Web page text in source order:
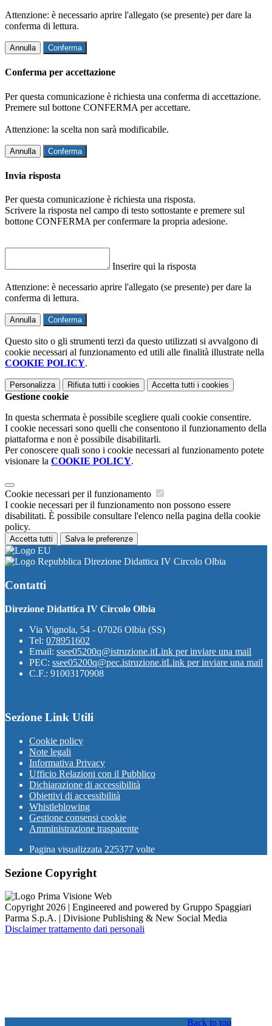
Attenzione: è necessario aprire l'allegato (se presente) per dare la
conferma di lettura.
Annulla Conferma
Conferma per accettazione
Per questa comunicazione è richiesta una conferma di accettazione.
Premere sul bottone CONFERMA per accettare.
Attenzione: la scelta non sarà modificabile.
Annulla Conferma
Invia risposta
Per questa comunicazione è richiesta una risposta.
Scrivere la risposta nel campo di testo sottostante e premere sul
bottone CONFERMA per confermare la propria adesione.
Inserire qui la risposta
Attenzione: è necessario aprire l'allegato (se presente) per dare la
conferma di lettura.
Annulla Conferma
Questo sito o gli strumenti terzi da questo utilizzati si avvalgono di
cookie necessari al funzionamento ed utili alle finalità illustrate nella
COOKIE POLICY.
Personalizza Rifiuta tutti i cookies Accetta tutti i cookies
Gestione cookie
In questa schermata è possibile scegliere quali cookie consentire.
I cookie necessari sono quelli che consentono il funzionamento della
piattaforma e non è possibile disabilitarli.
Per conoscere quali sono i cookie necessari al funzionamento potete
visionare la COOKIE POLICY.
Cookie necessari per il funzionamento
I cookie necessari per il funzionamento non possono essere
disabilitati. È possibile consultare l'elenco nella pagina della cookie
policy.
Accetta tutti Salva le preferenze
Direzione Didattica IV Circolo Olbia
Contatti
Direzione Didattica IV Circolo Olbia
Via Vignola, 54 - 07026 Olbia (SS)
Tel: 078951602
Email: ssee05200q@istruzione.itLink per inviare una mail
PEC: ssee05200q@pec.istruzione.itLink per inviare una mail
C.F.: 91003170908
Sezione Link Utili
Cookie policy
Note legali
Informativa Privacy
Ufficio Relazioni con il Pubblico
Dichiarazione di accessibilità
Obiettivi di accessibilità
Whistleblowing
Gestione consensi cookie
Amministrazione trasparente
Pagina visualizzata 225377 volte
Sezione Copyright
Copyright 2026 | Engineered and powered by Gruppo Spaggiari
Parma S.p.A. | Divisione Publishing & New Social Media
Disclaimer trattamento dati personali
Back to top